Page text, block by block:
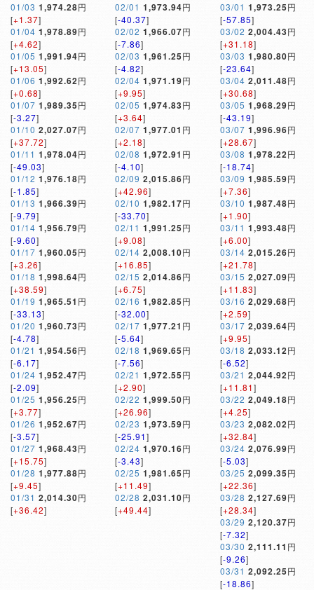
01/03 1,974.28円
[+1.37]
01/04 1,978.89円
[+4.62]
01/05 1,991.94円
[+13.05]
01/06 1,992.62円
[+0.68]
01/07 1,989.35円
[-3.27]
01/10 2,027.07円
[+37.72]
01/11 1,978.04円
[-49.03]
01/12 1,976.18円
[-1.85]
01/13 1,966.39円
[-9.79]
01/14 1,956.79円
[-9.60]
01/17 1,960.05円
[+3.26]
01/18 1,998.64円
[+38.59]
01/19 1,965.51 円
[-33.13]
01/20 1,960.73円
[-4.78]
01/21 1,954.56円
[-6.17]
01/24 1,952.47円
[-2.09]
01/25 1,956.25円
[+3.77]
01/26 1,952.67円
[-3.57]
01/27 1,968.43円
[+15.75]
01/28 1,977.88円
[+9.45]
01/31 2,014.30円
[+36.42]
02/01 1,973.94円
[-40.37]
02/02 1,966.07円
[-7.86]
02/03 1,961.25円
[-4.82]
02/04 1,971.19円
[+9.95]
02/05 1,974.83円
[+3.64]
02/07 1,977.01 円
[+2.18]
02/08 1,972.91 円
[-4.10]
02/09 2,015.86円
[+42.96]
02/10 1,982.17円
[-33.70]
02/11 1,991.25円
[+9.08]
02/14 2,008.10円
[+16.85]
02/15 2,014.86円
[+6.75]
02/16 1,982.85円
[-32.00]
02/17 1,977.21 円
[-5.64]
02/18 1,969.65円
[-7.56]
02/21 1,972.55円
[+2.90]
02/22 1,999.50円
[+26.96]
02/23 1,973.59円
[-25.91]
02/24 1,970.16円
[-3.43]
02/25 1,981.65円
[+11.49]
02/28 2,031.10円
[+49.44]
03/01 1,973.25円
[-57.85]
03/02 2,004.43円
[+31.18]
03/03 1,980.80円
[-23.64]
03/04 2,011.48円
[+30.68]
03/05 1,968.29円
[-43.19]
03/07 1,996.96円
[+28.67]
03/08 1,978.22円
[-18.74]
03/09 1,985.59円
[+7.36]
03/10 1,987.48円
[+1.90]
03/11 1,993.48円
[+6.00]
03/14 2,015.26円
[+21.78]
03/15 2,027.09円
[+11.83]
03/16 2,029.68円
[+2.59]
03/17 2,039.64円
[+9.95]
03/18 2,033.12円
[-6.52]
03/21 2,044.92円
[+11.81]
03/22 2,049.18円
[+4.25]
03/23 2,082.02円
[+32.84]
03/24 2,076.99円
[-5.03]
03/25 2,099.35円
[+22.36]
03/28 2,127.69円
[+28.34]
03/29 2,120.37円
[-7.32]
03/30 2,111.11 円
[-9.26]
03/31 2,092.25円
[-18.86]